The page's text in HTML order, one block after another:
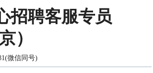
招聘客服专员
）
微信同号)